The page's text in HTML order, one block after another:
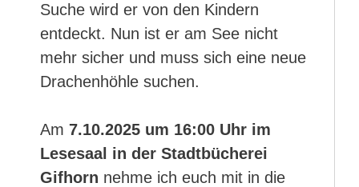
Suche wird er von den Kindern
entdeckt. Nun ist er am See nicht
mehr sicher und muss sich eine neue
Drachenhöhle suchen.
Am 7.10.2025 um 16:00 Uhr im
Lesesaal in der Stadtbücherei
Gifhorn nehme ich euch mit in die